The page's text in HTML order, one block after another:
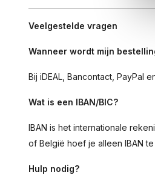
Veelgestelde vragen
Wanneer wordt mijn
Bij iDEAL, Bancontact, PayPal
Wat is een IBAN/BIC?
IBAN is het internationale
of België hoef je alleen IBAN
Hulp nodig?